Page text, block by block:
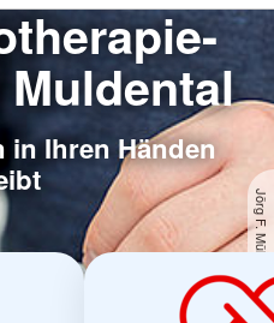
Jörg F. Müller / DRK
in Ihren Händen